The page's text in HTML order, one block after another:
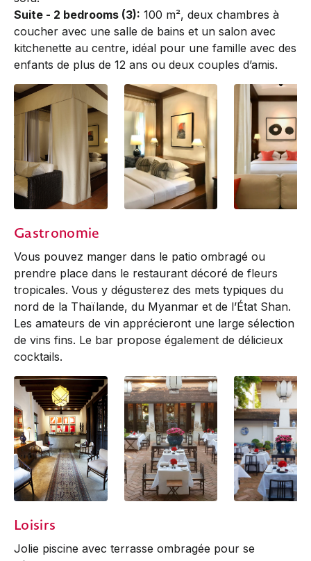
Suite - 2 bedrooms (3): 100 m², deux chambres à
coucher avec une salle de bains et un salon avec
kitchenette au centre, idéal pour une famille avec des
enfants de plus de 12 ans ou deux couples d’amis.
Gastronomie
Vous pouvez manger dans le patio ombragé ou
prendre place dans le restaurant décoré de fleurs
tropicales. Vous y dégusterez des mets typiques du
nord de la Thaïlande, du Myanmar et de l’État Shan.
Les amateurs de vin apprécieront une large sélection
de vins fins. Le bar propose également de délicieux
cocktails.
Loisirs
Jolie piscine avec terrasse ombragée pour se